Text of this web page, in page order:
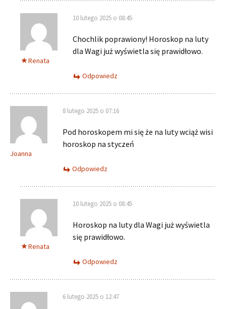
Renata
10 lutego 2025 o 08:45
Chochlik poprawiony! Horoskop na luty
dla Wagi już wyświetla się prawidłowo.
Odpowiedz
Joanna
8 lutego 2025 o 07:16
Pod horoskopem mi się że na luty wciąż wisi
horoskop na styczeń
Odpowiedz
Renata
10 lutego 2025 o 08:45
Horoskop na luty dla Wagi już wyświetla
się prawidłowo.
Odpowiedz
6 lutego 2025 o 12:47